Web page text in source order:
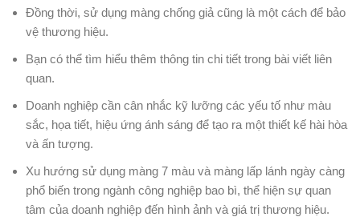
Đồng thời, sử dụng màng chống giả cũng là một cách để bảo
vệ thương hiệu.
Bạn có thể tìm hiểu thêm thông tin chi tiết trong bài viết liên
quan.
Doanh nghiệp cần cân nhắc kỹ lưỡng các yếu tố như màu
sắc, họa tiết, hiệu ứng ánh sáng để tạo ra một thiết kế hài hòa
và ấn tượng.
Xu hướng sử dụng màng 7 màu và màng lấp lánh ngày càng
phổ biến trong ngành công nghiệp bao bì, thể hiện sự quan
tâm của doanh nghiệp đến hình ảnh và giá trị thương hiệu.